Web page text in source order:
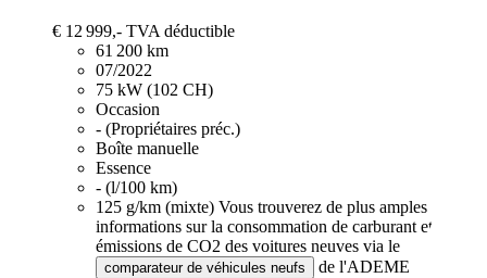
€ 12 999,- TVA déductible
61 200 km
07/2022
75 kW (102 CH)
Occasion
- (Propriétaires préc.)
Boîte manuelle
Essence
- (l/100 km)
125 g/km (mixte) Vous trouverez de plus amples
informations sur la consommation de carburant et les
émissions de CO2 des voitures neuves via le
comparateur de véhicules neufs
de l'ADEME.